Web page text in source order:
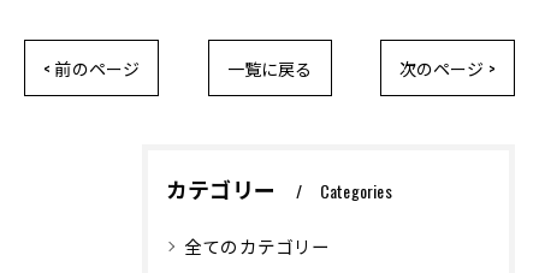
< 前のページ 一覧に戻る 次のページ >
カテゴリー Categories
全てのカテゴリー